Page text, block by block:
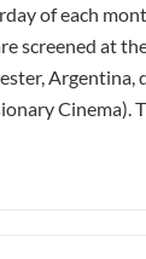
of each
screened at
Argentina,
Cinema).